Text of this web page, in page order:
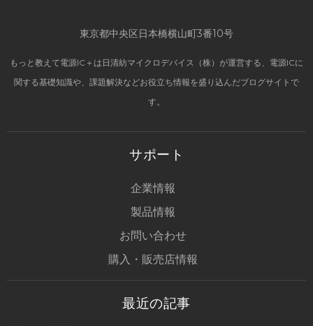
東京都中央区日本橋横山町3番10号
もっと教えて電源IC＋は日清紡マイクロデバイス（株）が運営する、電源ICに
関する基礎知識や、課題解決などお役立ち情報を盛り込んだブログサイトで
す。
サポート
企業情報
製品情報
お問い合わせ
購入・販売店情報
最近の記事